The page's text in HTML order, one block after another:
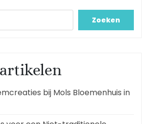
Zoeken
bij Mols Bloemenhuis in